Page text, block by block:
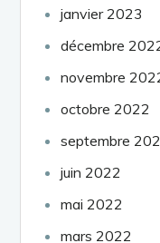
janvier 2023
décembre
novembre
octobre 2022
septembre
juin 2022
mai 2022
mars 2022